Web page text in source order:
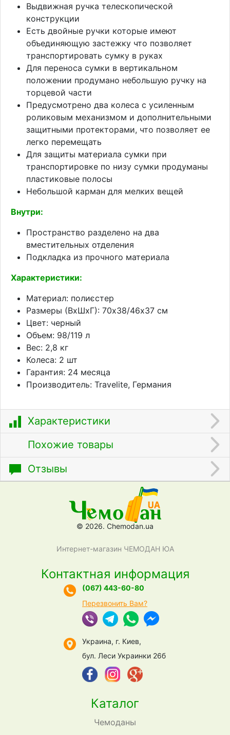
Выдвижная ручка телескопической
конструкции
Есть двойные ручки которые имеют
объединяющую застежку что позволяет
транспортировать сумку в руках
Для переноса сумки в вертикальном
положении продумано небольшую ручку на
торцевой части
Предусмотрено два колеса с усиленным
роликовым механизмом и дополнительными
защитными протекторами, что позволяет ее
легко перемещать
Для защиты материала сумки при
транспортировке по низу сумки продуманы
пластиковые полосы
Небольшой карман для мелких вещей
Внутри:
Пространство разделено на два
вместительных отделения
Подкладка из прочного материала
Характеристики:
Материал: полиєстер
Размеры (ВхШхГ): 70х38/46х37 см
Цвет: черный
Объем: 98/119 л
Вес: 2,8 кг
Колеса: 2 шт
Гарантия: 24 месяца
Производитель: Travelite, Германия
Характеристики
Похожие товары
Отзывы
© 2026. Chemodan.ua
Интернет-магазин ЧЕМОДАН ЮА
Каталог
Чемоданы
Контактная информация
(067) 443-60-80
Перезвонить Вам?
Украина, г. Киев,
бул. Леси Украинки 26б